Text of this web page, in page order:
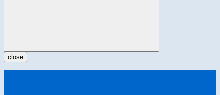
close